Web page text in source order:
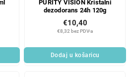
PURITY VISION Kristalni
dezodorans 24h 120g
€8,32 bez PDV-a
€10,40
Dodaj u košaricu